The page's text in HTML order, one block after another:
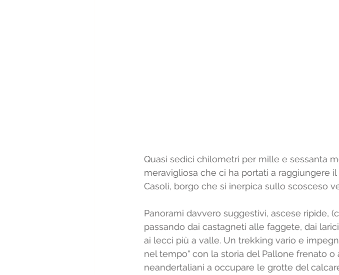
Quasi sedici chilometri per mille e sessanta
meravigliosa che ci ha portati a raggiungere
Casoli, borgo che si inerpica sullo scosceso
Panorami davvero suggestivi, ascese ripide,
passando dai castagneti alle faggete, dai
ai lecci più a valle. Un trekking vario e
nel tempo" con la storia del Pallone frenato
neandertaliani a occupare le grotte del